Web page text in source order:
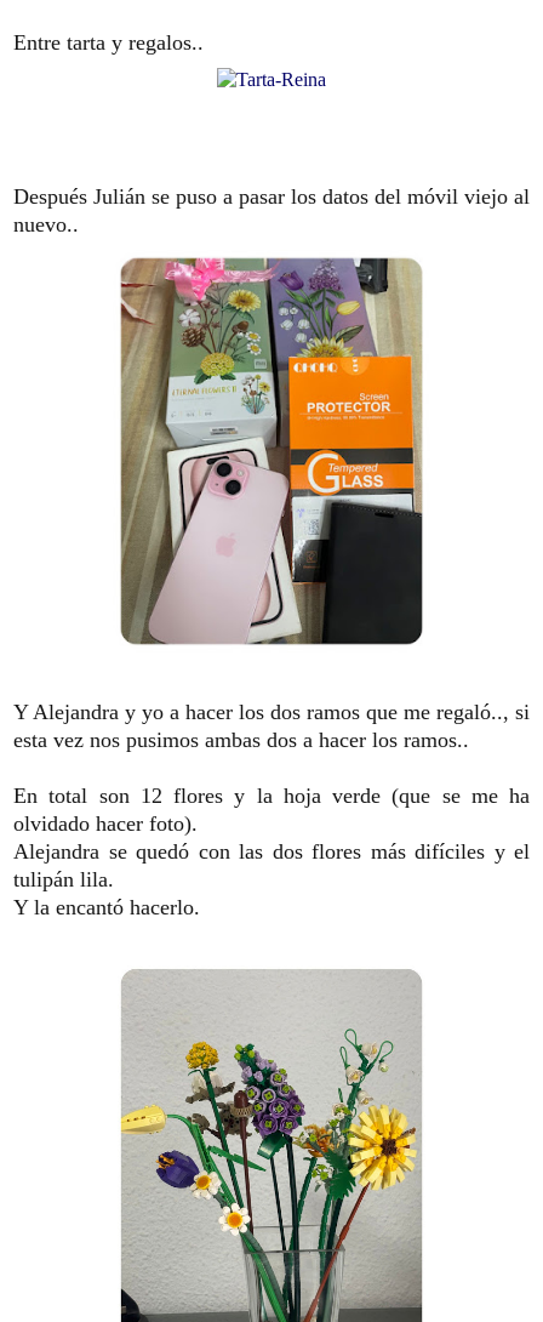
Entre tarta y regalos..
Después Julián se puso a pasar los datos del móvil viejo al
nuevo..
Y Alejandra y yo a hacer los dos ramos que me regaló.., si
esta vez nos pusimos ambas dos a hacer los ramos..
En total son 12 flores y la hoja verde (que se me ha
olvidado hacer foto).
Alejandra se quedó con las dos flores más difíciles y el
tulipán lila.
Y la encantó hacerlo.